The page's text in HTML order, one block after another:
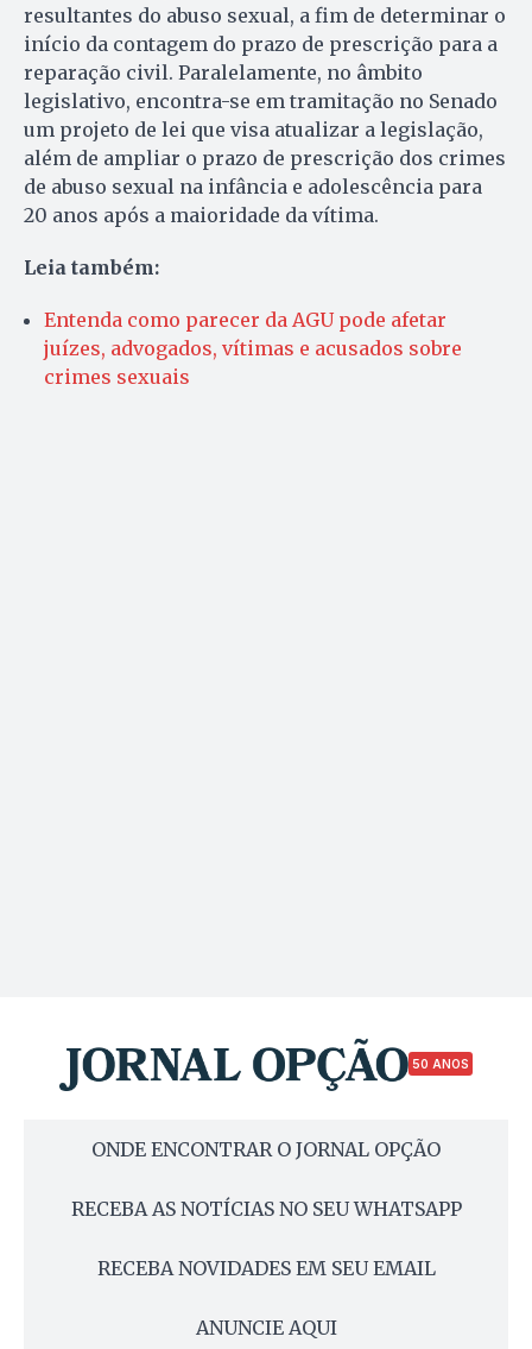
resultantes do abuso sexual, a fim de determinar o
início da contagem do prazo de prescrição para a
reparação civil. Paralelamente, no âmbito
legislativo, encontra-se em tramitação no Senado
um projeto de lei que visa atualizar a legislação,
além de ampliar o prazo de prescrição dos crimes
de abuso sexual na infância e adolescência para
20 anos após a maioridade da vítima.
Leia também:
Entenda como parecer da AGU pode afetar
juízes, advogados, vítimas e acusados sobre
crimes sexuais
50 ANOS
ONDE ENCONTRAR O JORNAL OPÇÃO
RECEBA AS NOTÍCIAS NO SEU WHATSAPP
RECEBA NOVIDADES EM SEU EMAIL
ANUNCIE AQUI